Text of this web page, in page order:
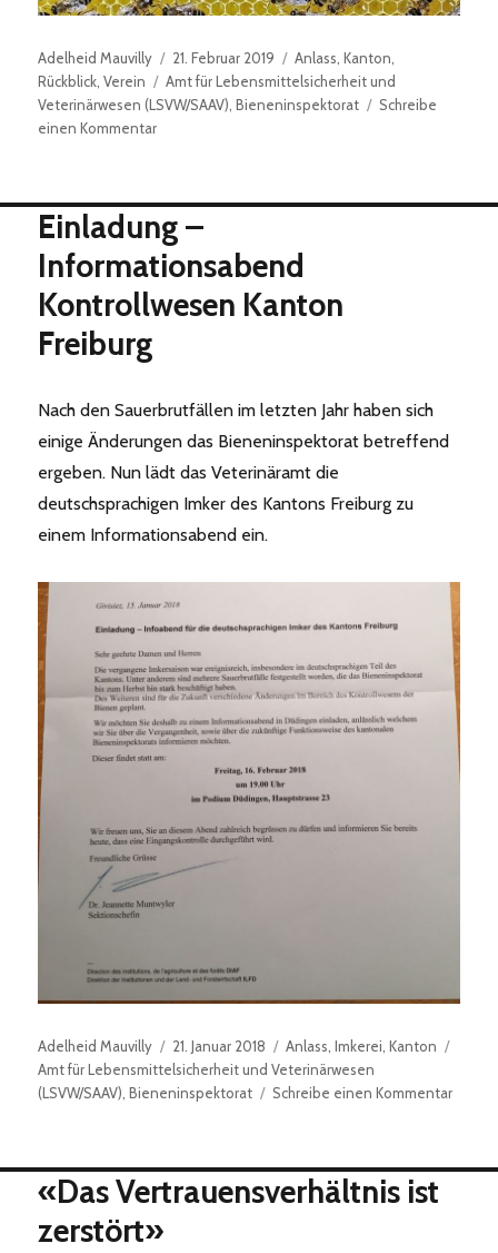
Autor
Adelheid Mauvilly
Veröffentlicht
am
21. Februar 2019 Kategorien
Anlass ,Kanton
Rückblick ,Verein Schlagwörter
Amt für Lebensmittelsicherheit und
Veterinärwesen (LSVW/SAAV) ,Bieneninspektorat
Schreibe
einen Kommentarzu
ist
wieder
eingekehrt“
Einladung –
Informationsabend
Kontrollwesen Kanton
Freiburg
Nach den Sauerbrutfällen im letzten Jahr haben sich
einige Änderungen das Bieneninspektorat betreffend
ergeben. Nun lädt das Veterinäramt die
deutschsprachigen Imker des Kantons Freiburg zu
einem Informationsabend ein.
Autor
Adelheid Mauvilly
Veröffentlicht
am
21. Januar 2018 Kategorien
Anlass ,Imkerei ,Kanton
Amt für Lebensmittelsicherheit und Veterinärwesen
(LSVW/SAAV) ,Bieneninspektorat Schreibe einen Kommentarzu
«Das Vertrauensverhältnis ist
zerstört»